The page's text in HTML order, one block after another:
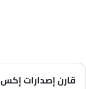
قارن إصدارات إكس 7 حسب المواصفات